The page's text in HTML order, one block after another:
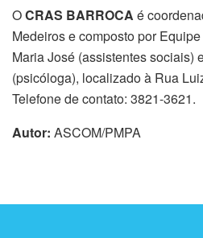
OCRAS BARROCA é
Medeiros e composto por
Maria José (assistentes sociais)
(psicóloga), localizado à Rua
Telefone de contato: 3821-3621.
Autor: ASCOM/PMPA